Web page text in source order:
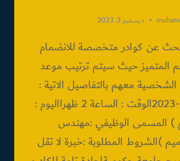
ديسمبر 3, 2023
عن كوادر متخصصة للانضمام
المتميز حيث سيتم ترتيب موعد
الشخصية معهم بالتفاصيل الاتية :
التاريخ : 4-12-2023الوقت : الساعة 2 ظهرااليوم :
) المسمى الوظيفي :مهندس
)الشروط المطلوبة :خبرة لا تقل